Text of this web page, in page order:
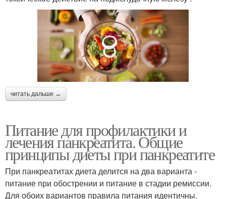
читать дальше →
Питание для профилактики и
лечения панкреатита. Общие
принципы диеты при панкреатите
При панкреатитах диета делится на два варианта -
питание при обострении и питание в стадии ремиссии.
Для обоих вариантов правила питания идентичны.